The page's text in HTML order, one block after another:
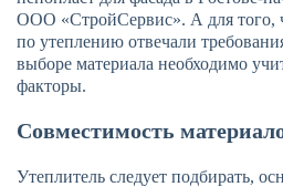
ООО «СтройСервис». А для того,
по утеплению отвечали
выборе материала необходимо
факторы.
Совместимость
Утеплитель следует подбирать,